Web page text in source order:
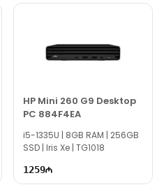
HP Mini 260 G9 Desktop
PC 884F4EA
i5-1335U | 8GB RAM | 256GB
SSD | Iris Xe | TG1018
1259